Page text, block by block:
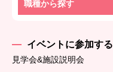
職種から探す
イベントに参加する
見学会&施設説明会